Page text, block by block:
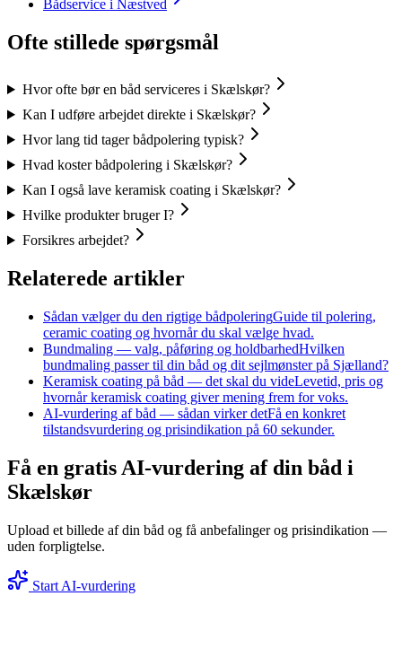
Bådservice i Næstved
Ofte stillede spørgsmål
Hvor ofte bør en båd serviceres i Skælskør?
Kan I udføre arbejdet direkte i Skælskør?
Hvor lang tid tager bådpolering typisk?
Hvad koster bådpolering i Skælskør?
Kan I også lave keramisk coating i Skælskør?
Hvilke produkter bruger I?
Forsikres arbejdet?
Relaterede artikler
Sådan vælger du den rigtige bådpoleringGuide til polering,
ceramic coating og hvornår du skal vælge hvad.
Bundmaling — valg, påføring og holdbarhedHvilken
bundmaling passer til din båd og dit sejlmønster på Sjælland?
Keramisk coating på båd — det skal du videLevetid, pris og
hvornår keramisk coating giver mening frem for voks.
AI-vurdering af båd — sådan virker detFå en konkret
tilstandsvurdering og prisindikation på 60 sekunder.
Få en gratis AI-vurdering af din båd i
Skælskør
Upload et billede af din båd og få anbefalinger og prisindikation —
uden forpligtelse.
Start AI-vurdering